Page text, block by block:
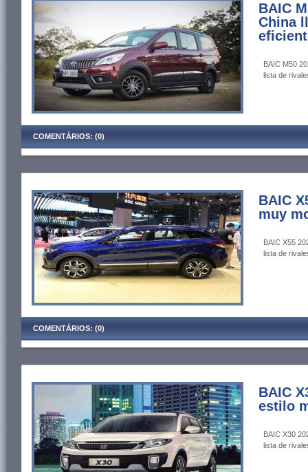
BAIC
China
BAIC M50
lista de
COMENTÁRIOS: (0)
BAIC
muy
BAIC X55
lista de
COMENTÁRIOS: (0)
BAIC
estilo
BAIC X30
lista de